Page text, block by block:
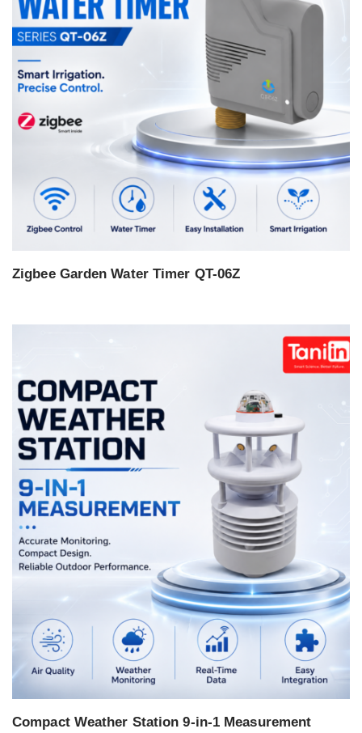
Zigbee Garden Water Timer QT-06Z
Compact Weather Station 9-in-1 Measurement